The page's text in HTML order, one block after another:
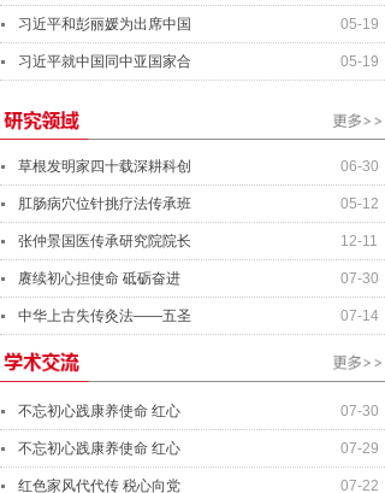
05-19
习近平和彭丽媛为出席中国
05-19
习近平就中国同中亚国家合
06-30
草根发明家四十载深耕科创
05-12
肛肠病穴位针挑疗法传承班
12-11
张仲景国医传承研究院院长
07-30
赓续初心担使命 砥砺奋进
07-14
中华上古失传灸法——五圣
07-30
不忘初心践康养使命 红心
07-29
不忘初心践康养使命 红心
07-22
红色家风代代传 税心向党